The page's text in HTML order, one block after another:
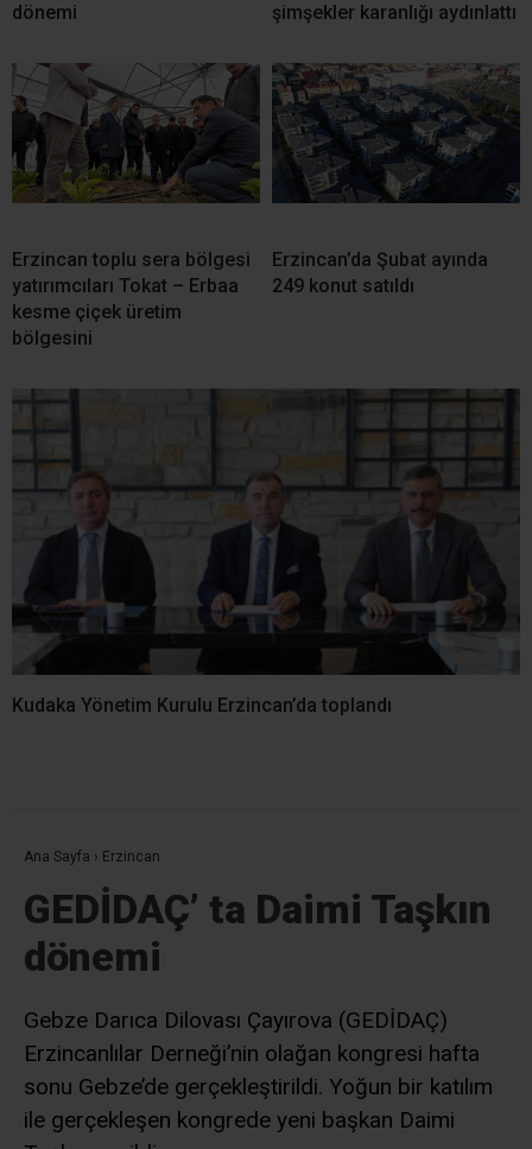
dönemi
şimşekler karanlığı aydınlattı
Erzincan toplu sera bölgesi
yatırımcıları Tokat – Erbaa
kesme çiçek üretim
bölgesini
Erzincan’da Şubat ayında
249 konut satıldı
Kudaka Yönetim Kurulu Erzincan’da toplandı
Ana Sayfa › Erzincan
GEDİDAÇ’ ta Daimi Taşkın
dönemi
Gebze Darıca Dilovası Çayırova (GEDİDAÇ)
Erzincanlılar Derneği’nin olağan kongresi hafta
sonu Gebze’de gerçekleştirildi. Yoğun bir katılım
ile gerçekleşen kongrede yeni başkan Daimi